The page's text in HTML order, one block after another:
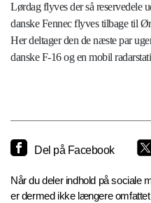
Lørdag flyves der så reservedele
danske Fennec flyves tilbage til
Her deltager den de næste par
danske F-16 og en mobil
Del på Facebook
Når du deler indhold på sociale
er dermed ikke længere